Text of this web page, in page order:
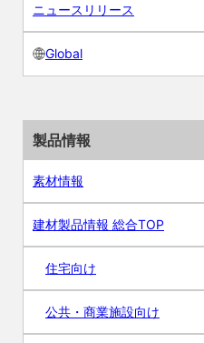
ニュースリリース
Global
製品情報
素材情報
建材製品情報 総合TOP
住宅向け
公共・商業施設向け